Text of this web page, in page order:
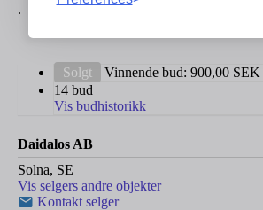
.
Solgt Vinnende bud: 900,00 SEK
14 bud
Vis budhistorikk
Daidalos AB
Solna, SE
Vis selgers andre objekter
Kontakt selger